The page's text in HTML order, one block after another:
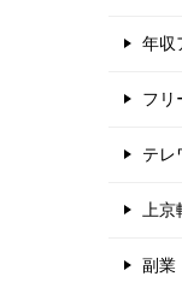
年収
フリ
テレ
上
副業